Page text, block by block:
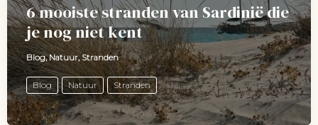
6 mooiste stranden van Sardinië die
je nog niet kent
Blog,Natuur,Stranden
Blog Natuur Stranden